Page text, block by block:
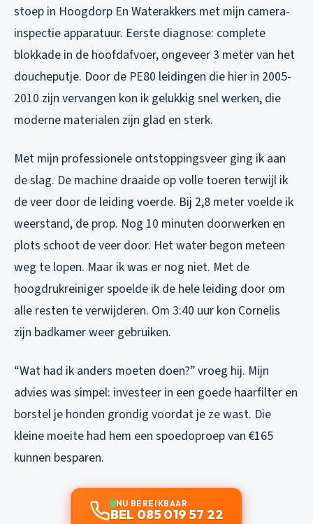
stoep in Hoogdorp En Waterakkers met mijn camera-
inspectie apparatuur. Eerste diagnose: complete
blokkade in de hoofdafvoer, ongeveer 3 meter van het
doucheputje. Door de PE80 leidingen die hier in 2005-
2010 zijn vervangen kon ik gelukkig snel werken, die
moderne materialen zijn glad en sterk.
Met mijn professionele ontstoppingsveer ging ik aan
de slag. De machine draaide op volle toeren terwijl ik
de veer door de leiding voerde. Bij 2,8 meter voelde ik
weerstand, de prop. Nog 10 minuten doorwerken en
plots schoot de veer door. Het water begon meteen
weg te lopen. Maar ik was er nog niet. Met de
hoogdrukreiniger spoelde ik de hele leiding door om
alle resten te verwijderen. Om 3:40 uur kon Cornelis
zijn badkamer weer gebruiken.
“Wat had ik anders moeten doen?” vroeg hij. Mijn
advies was simpel: investeer in een goede haarfilter en
borstel je honden grondig voordat je ze wast. Die
kleine moeite had hem een spoedoproep van €165
kunnen besparen.
NU BEREIKBAAR
BEL 085 019 57 22